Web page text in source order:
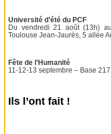
Université d’été du PCF
Du vendredi 21 août (13h)
Toulouse Jean-Jaurès, 5 allée
Fête de l’Humanité
11-12-13 septembre – Base
Ils l’ont fait !